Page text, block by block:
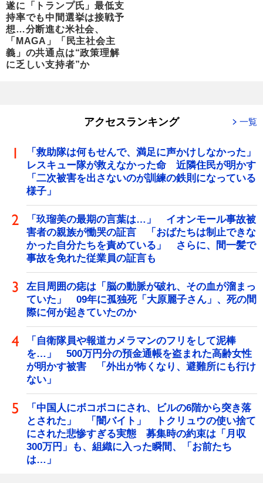
遂に「トランプ氏」最低支
持率でも中間選挙は接戦予
想…分断進む米社会、
「MAGA」「民主社会主
義」の共通点は“政策理解
に乏しい支持者”か
アクセスランキング 一覧
「救助隊は何もせんで、満足に声かけしなかった」
レスキュー隊が救えなかった命 近隣住民が明かす
「二次被害を出さないのが訓練の鉄則になっている
様子」
「玖瑠美の最期の言葉は…」 イオンモール事故被
害者の親族が慟哭の証言 「おばたちは制止できな
かった自分たちを責めている」 さらに、間一髪で
事故を免れた従業員の証言も
左目周囲の痣は「脳の動脈が破れ、その血が溜まっ
ていた」 09年に孤独死「大原麗子さん」、死の間
際に何が起きていたのか
「自衛隊員や報道カメラマンのフリをして泥棒
を…」 500万円分の預金通帳を盗まれた高齢女性
が明かす被害 「外出が怖くなり、避難所にも行け
ない」
「中国人にボコボコにされ、ビルの6階から突き落
とされた」 「闇バイト」 トクリュウの使い捨て
にされた悲惨すぎる実態 募集時の約束は「月収
300万円」も、組織に入った瞬間、「お前たち
は…」